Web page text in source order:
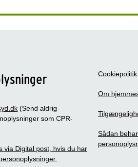
(Send aldrig
som CPR-
via Digital post, hvis du har
Cookiepolitik
Om
Sådan